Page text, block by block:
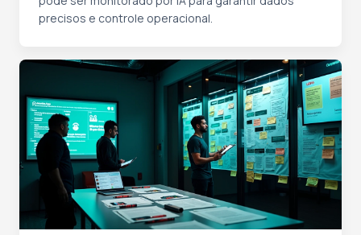
precisos e controle operacional.